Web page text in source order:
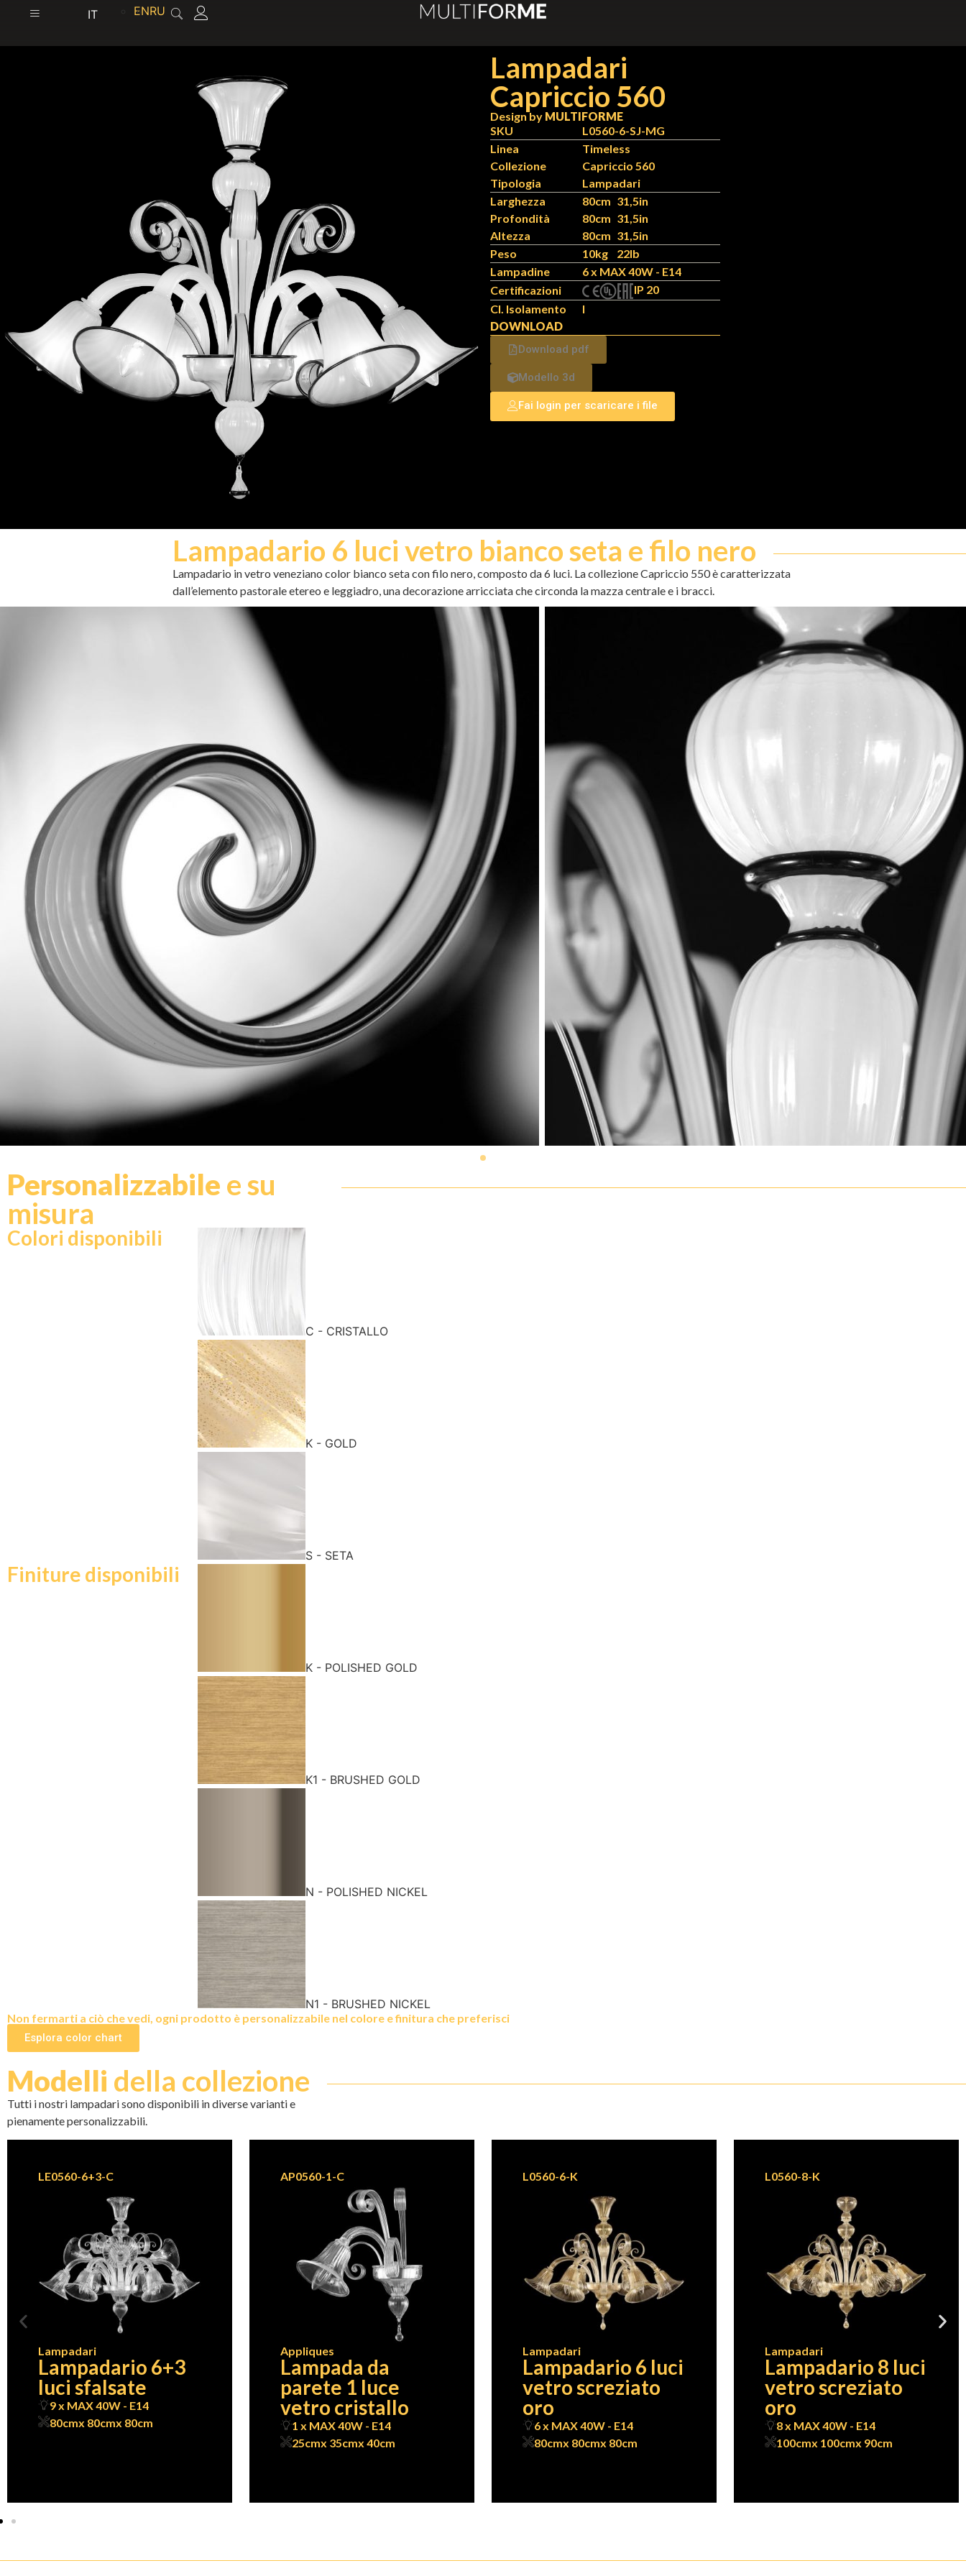
contenuto IT ENRU
Capriccio 560
Design by MULTIFORME
Lampadari
SKU
L0560-6-SJ-MG
Linea
Timeless
Collezione
Capriccio 560
Tipologia
Lampadari
Larghezza
80cm 31,5in
Profondità
80cm 31,5in
Altezza
80cm 31,5in
Peso
10kg
22lb
Lampadine
6 x MAX 40W - E14
Certificazioni
IP 20
Cl. Isolamento
I
DOWNLOAD
Download pdf
Modello 3d
Fai login per scaricare i file
Lampadario 6 luci vetro bianco seta e filo nero
Lampadario in vetro veneziano color bianco seta con filo nero, composto da 6 luci. La collezione Capriccio 550 è caratterizzata
dall’elemento pastorale etereo e leggiadro, una decorazione arricciata che circonda la mazza centrale e i bracci.
Personalizzabile e su
misura
Colori disponibili
C - CRISTALLO
K - GOLD
S - SETA
Finiture disponibili
K - POLISHED GOLD
K1 - BRUSHED GOLD
N - POLISHED NICKEL
N1 - BRUSHED NICKEL
Non fermarti a ciò che vedi, ogni prodotto è personalizzabile nel colore e finitura che preferisci
Esplora color chart
Modelli della collezione
Tutti i nostri lampadari sono disponibili in diverse varianti e
pienamente personalizzabili.
Lampadari
Lampadario 6+3
luci sfalsate
LE0560-6+3-C
9 x MAX 40W - E14
80cmx 80cmx 80cm
Appliques
Lampada da
parete 1 luce
vetro cristallo
AP0560-1-C
1 x MAX 40W - E14
25cmx 35cmx 40cm
Lampadari
Lampadario 6 luci
vetro screziato
oro
L0560-6-K
6 x MAX 40W - E14
80cmx 80cmx 80cm
Lampadari
Lampadario 8 luci
vetro screziato
oro
L0560-8-K
8 x MAX 40W - E14
100cmx 100cmx 90cm